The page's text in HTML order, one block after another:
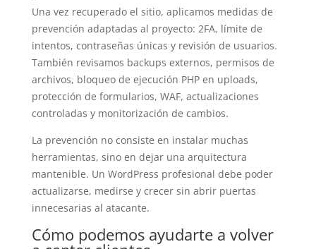
Una vez recuperado el sitio, aplicamos medidas de
prevención adaptadas al proyecto: 2FA, límite de
intentos, contraseñas únicas y revisión de usuarios.
También revisamos backups externos, permisos de
archivos, bloqueo de ejecución PHP en uploads,
protección de formularios, WAF, actualizaciones
controladas y monitorización de cambios.
La prevención no consiste en instalar muchas
herramientas, sino en dejar una arquitectura
mantenible. Un WordPress profesional debe poder
actualizarse, medirse y crecer sin abrir puertas
innecesarias al atacante.
Cómo podemos ayudarte a volver